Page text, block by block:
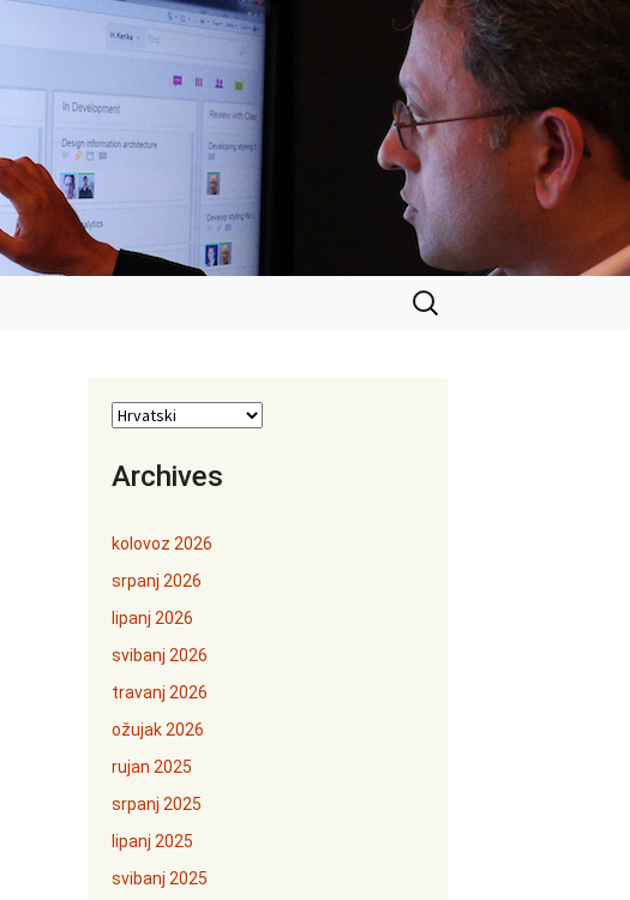
Pretraži:
Archives
kolovoz 2026
srpanj 2026
lipanj 2026
svibanj 2026
travanj 2026
ožujak 2026
rujan 2025
srpanj 2025
lipanj 2025
svibanj 2025